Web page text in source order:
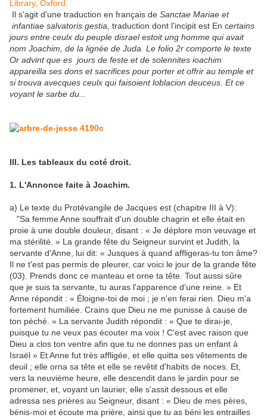
Library, Oxford.
Il s'agit d'une traduction en français de Sanctae Mariae et
infantiae salvatoris gestia, traduction dont l'incipit est En certains
jours entre ceulx du peuple disrael estoit ung homme qui avait
nom Joachim, de la lignée de Juda. Le folio 2r comporte le texte
Or advint que es jours de feste et de solennites ioachim
appareilla ses dons et sacrifices pour porter et offrir au temple et
si trouva avecques ceulx qui faisoient loblacion deuceus. Et ce
voyant le sarbe du...
III. Les tableaux du coté droit.
1. L'Annonce faite à Joachim.
a) Le texte du Protévangile de Jacques est (chapitre III à V):
"Sa femme Anne souffrait d'un double chagrin et elle était en
proie à une double douleur, disant : « Je déplore mon veuvage et
ma stérilité. » La grande fête du Seigneur survint et Judith, la
servante d'Anne, lui dit: « Jusques à quand affligeras-tu ton âme?
Il ne t'est pas permis de pleurer, car voici le jour de la grande fête
(03). Prends donc ce manteau et orne ta tête. Tout aussi sûre
que je suis ta servante, tu auras l'apparence d'une reine. » Et
Anne répondit : « Éloigne-toi de moi ; je n'en ferai rien. Dieu m'a
fortement humiliée. Crains que Dieu ne me punisse à cause de
ton péché. » La servante Judith répondit : « Que te dirai-je,
puisque tu ne veux pas écouter ma voix ! C'est avec raison que
Dieu a clos ton ventre afin que tu ne donnes pas un enfant à
Israël » Et Anne fut très affligée, et elle quitta ses vêtements de
deuil ; elle orna sa tête et elle se revêtit d'habits de noces. Et,
vers la neuvième heure, elle descendit dans le jardin pour se
promener, et, voyant un laurier, elle s'assit dessous et elle
adressa ses prières au Seigneur, disant : « Dieu de mes pères,
bénis-moi et écoute ma prière, ainsi que tu as béni les entrailles